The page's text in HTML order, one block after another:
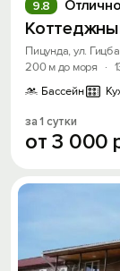
Отлично
9.8
Пицунда, ул.
200 м до моря
·
Бассейн
за 1 сутки
от3 000